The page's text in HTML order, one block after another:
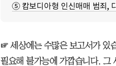
⑤ 캄보디아형 인신매매 범죄,
☞ 세상에는 수많은 보고서가 있
필요해 불가능에 가깝습니다. 그